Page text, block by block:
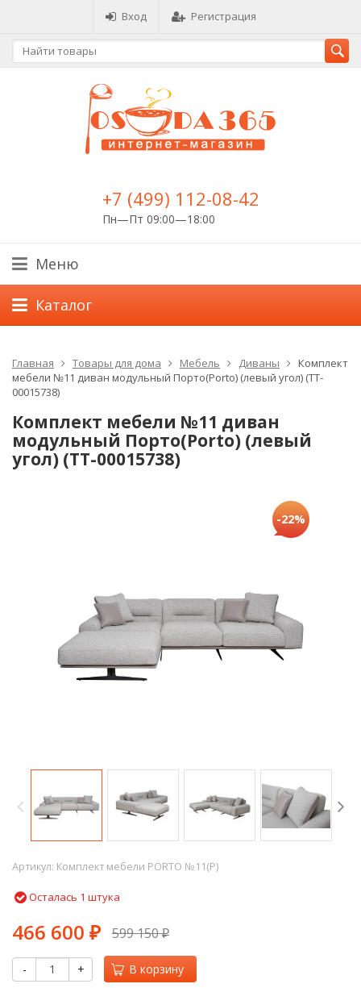
Вход Регистрация
+7 (499) 112-08-42
Пн—Пт 09:00—18:00
Меню
Каталог
Главная Товары для дома Мебель Диваны
Комплект
мебели №11 диван модульный Порто(Porto) (левый угол) (TT-
00015738)
Комплект мебели №11 диван
модульный Порто(Porto) (левый
угол) (TT-00015738)
-22%
Артикул: Комплект мебели PORTO №11(P)
Осталась 1 штука
466 600 ₽ 599 150₽
- + В корзину